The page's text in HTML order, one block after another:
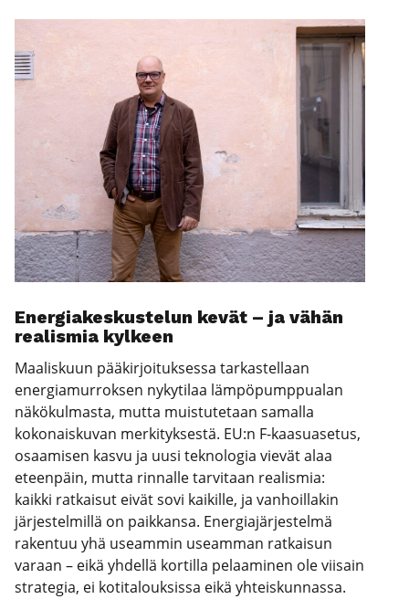
Ener­gia­kes­kus­te­lun kevät – ja vähän
rea­lis­mia kyl­keen
Maaliskuun pääkirjoituksessa tarkastellaan
energiamurroksen nykytilaa lämpöpumppualan
näkökulmasta, mutta muistutetaan samalla
kokonaiskuvan merkityksestä. EU:n F-kaasuasetus,
osaamisen kasvu ja uusi teknologia vievät alaa
eteenpäin, mutta rinnalle tarvitaan realismia:
kaikki ratkaisut eivät sovi kaikille, ja vanhoillakin
järjestelmillä on paikkansa. Energiajärjestelmä
rakentuu yhä useammin useamman ratkaisun
varaan – eikä yhdellä kortilla pelaaminen ole viisain
strategia, ei kotitalouksissa eikä yhteiskunnassa.